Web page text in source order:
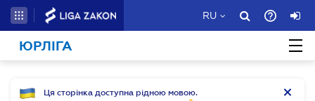
RU
ЮРЛІГА
Ця сторінка доступна рідною мовою.